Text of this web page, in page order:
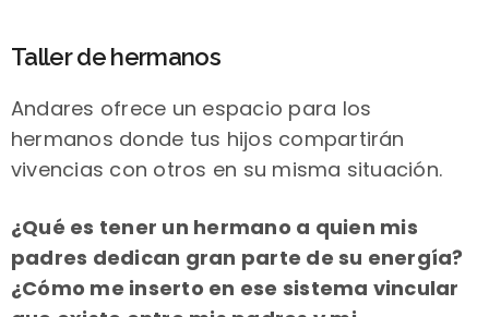
Taller de hermanos
Andares ofrece un espacio para los
hermanos donde tus hijos compartirán
vivencias con otros en su misma situación.
¿Qué es tener un hermano a quien mis
padres dedican gran parte de su energía?
¿Cómo me inserto en ese sistema vincular